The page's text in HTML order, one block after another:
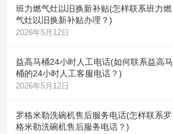
班力燃气灶以旧换新补贴(怎样联系班力燃
气灶以旧换新补贴办理？)
2026年5月12日
益高马桶24小时人工电话(如何联系益高马
桶的24小时人工客服电话？)
2026年5月12日
罗格米勒洗碗机售后服务电话(怎样联系罗
格米勒洗碗机售后服务电话？)